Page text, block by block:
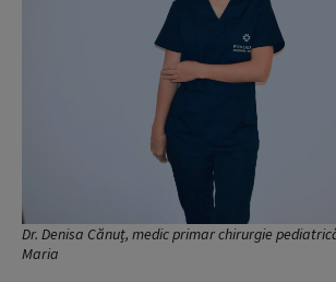
Dr. Denisa Cănuț, medic primar chirurgie
Maria